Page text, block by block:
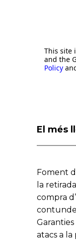
This site
and the
Policy
El més
Foment
la
compra
atacs a